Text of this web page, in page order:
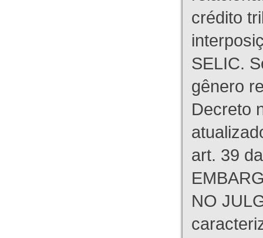
crédito
SELIC.
gênero
Decreto
art. 39
NO